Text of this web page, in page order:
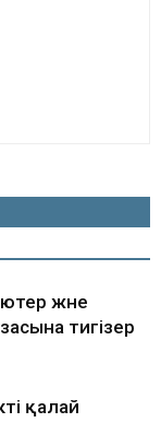
және
тигізер
қалай